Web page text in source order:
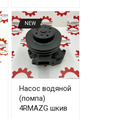
NEW
Насос водяной
(помпа)
4RMAZG шкив